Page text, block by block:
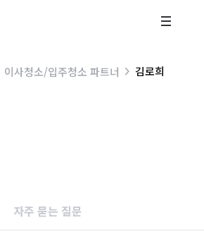
이사청소/입주청소 파트너 김로희
자주 묻는 질문